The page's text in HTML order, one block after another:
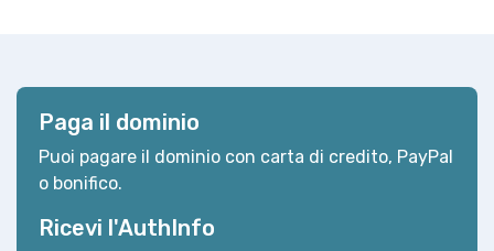
Paga il dominio
Puoi pagare il dominio con carta di credito, PayPal
o bonifico.
Ricevi l'AuthInfo